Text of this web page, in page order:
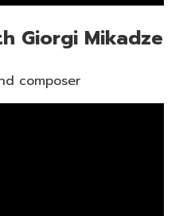
Giorgi Mikadze
composer